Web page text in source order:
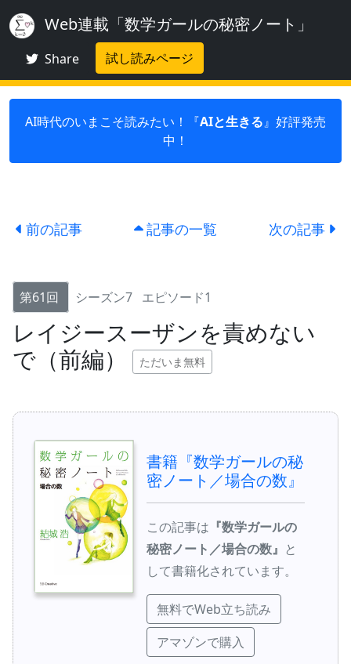
Web連載「数学ガールの秘密ノート」
Share 試し読みページ
AI時代のいまこそ読みたい！『AIと生きる』好評発売
中！
前の記事 記事の一覧 次の記事
第61回 シーズン7 エピソード1
レイジースーザンを責めない
で（前編）
ただいま無料
書籍『数学ガールの秘
密ノート／場合の数』
この記事は 『数学ガールの
秘密ノート／場合の数』 と
して書籍化されています。
無料でWeb立ち読み
アマゾンで購入